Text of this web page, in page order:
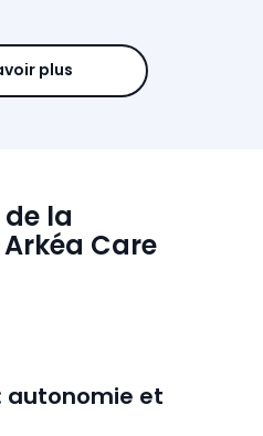
la
Care
autonomie et
plus